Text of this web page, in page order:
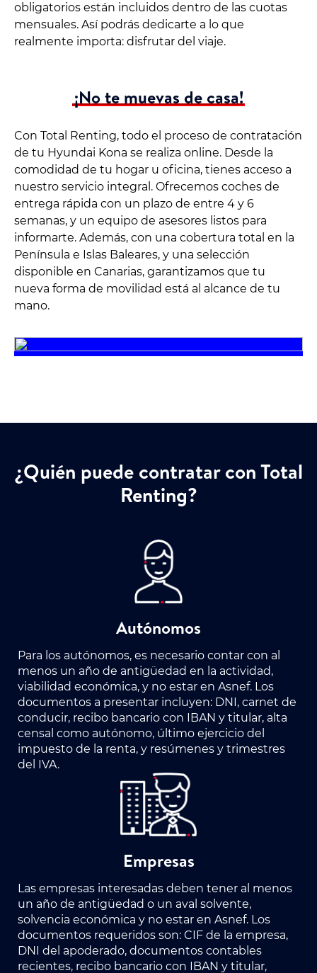
obligatorios están incluidos dentro de las cuotas
mensuales. Así podrás dedicarte a lo que
realmente importa: disfrutar del viaje.
¡No te muevas de casa!
Con Total Renting, todo el proceso de contratación
de tu Hyundai Kona se realiza online. Desde la
comodidad de tu hogar u oficina, tienes acceso a
nuestro servicio integral. Ofrecemos coches de
entrega rápida con un plazo de entre 4 y 6
semanas, y un equipo de asesores listos para
informarte. Además, con una cobertura total en la
Península e Islas Baleares, y una selección
disponible en Canarias, garantizamos que tu
nueva forma de movilidad está al alcance de tu
mano.
¿Quién puede contratar con Total
Renting?
Autónomos
Para los autónomos, es necesario contar con al
menos un año de antigüedad en la actividad,
viabilidad económica, y no estar en Asnef. Los
documentos a presentar incluyen: DNI, carnet de
conducir, recibo bancario con IBAN y titular, alta
censal como autónomo, último ejercicio del
impuesto de la renta, y resúmenes y trimestres
del IVA.
Empresas
Las empresas interesadas deben tener al menos
un año de antigüedad o un aval solvente,
solvencia económica y no estar en Asnef. Los
documentos requeridos son: CIF de la empresa,
DNI del apoderado, documentos contables
recientes, recibo bancario con IBAN y titular,